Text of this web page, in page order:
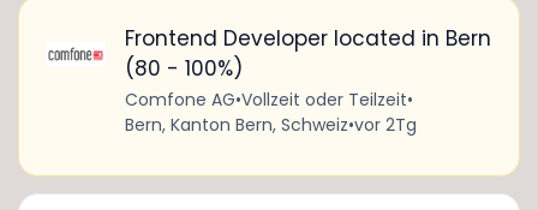
Frontend Developer located in Bern
(80 - 100%)
Comfone AG•Vollzeit oder Teilzeit•
Bern, Kanton Bern, Schweiz•vor 2Tg